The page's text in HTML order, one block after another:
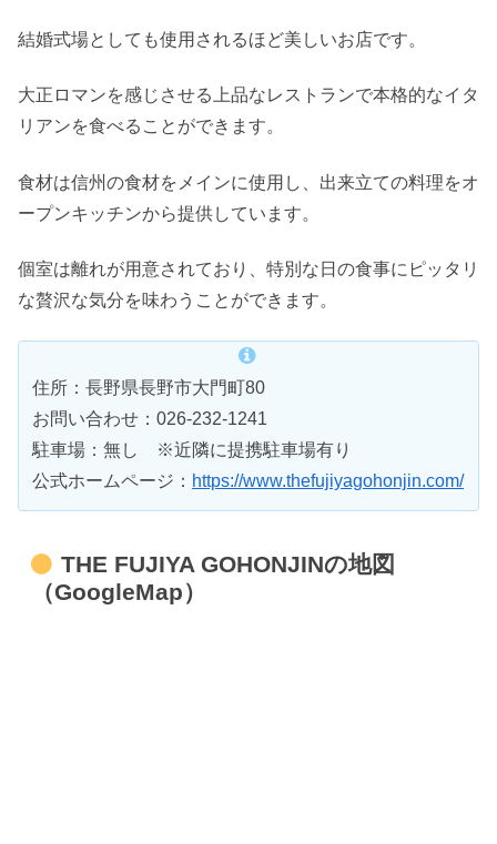
結婚式場としても使用されるほど美しいお店です。
大正ロマンを感じさせる上品なレストランで本格的なイタ
リアンを食べることができます。
食材は信州の食材をメインに使用し、出来立ての料理をオ
ープンキッチンから提供しています。
個室は離れが用意されており、特別な日の食事にピッタリ
な贅沢な気分を味わうことができます。
住所：長野県長野市大門町80
お問い合わせ：026-232-1241
駐車場：無し ※近隣に提携駐車場有り
公式ホームページ： https://www.thefujiyagohonjin.com/
THE FUJIYA GOHONJINの地図
（GoogleMap）